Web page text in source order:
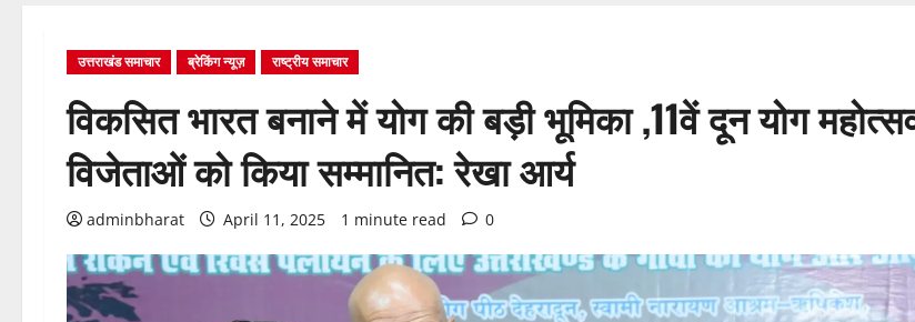
उत्तराखंड समाचार ब्रेकिंग न्यूज़ राष्ट्रीय समाचार
विकसित भारत बनाने में योग की बड़ी भूमिका ,11वें दून योग
विजेताओं को किया सम्मानित: रेखा आर्य
adminbharat April 11, 2025 1 minute read 0